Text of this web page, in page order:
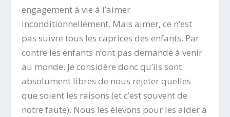
engagement à vie à l’aimer
inconditionnellement. Mais aimer, ce n’est
pas suivre tous les caprices des enfants. Par
contre les enfants n’ont pas demandé à venir
au monde. Je considère donc qu’ils sont
absolument libres de nous rejeter quelles
que soient les raisons (et c’est souvent de
notre faute). Nous les élevons pour les aider à